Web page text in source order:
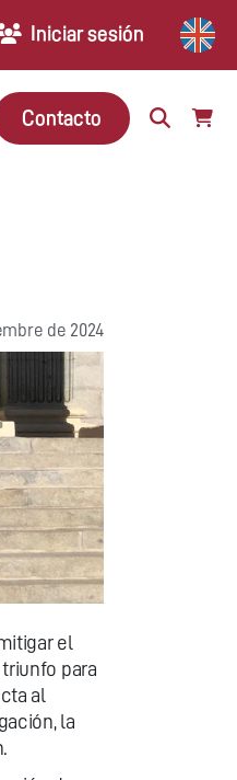
Iniciar sesión
Contacto
de 2024
el
para
al
la